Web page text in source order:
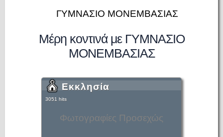
ΓΥΜΝΑΣΙΟ ΜΟΝΕΜΒΑΣΙΑΣ
Μέρη κοντινά με ΓΥΜΝΑΣΙΟ
ΜΟΝΕΜΒΑΣΙΑΣ
Φωτογραφίες Προσεχώς
Εκκλησία
3051 hits